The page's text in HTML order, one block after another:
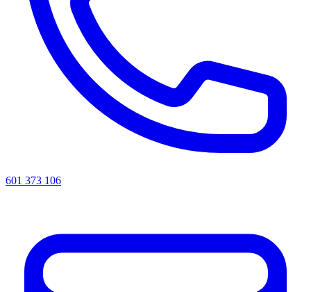
601 373 106